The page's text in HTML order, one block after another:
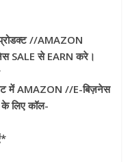
//AMAZON
SALE से EARN करे।
में AMAZON //E-बिज़नेस
लिए कॉल-